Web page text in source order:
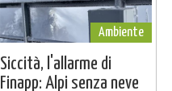
Ambiente
Siccità, l'allarme di
Finapp: Alpi senza neve